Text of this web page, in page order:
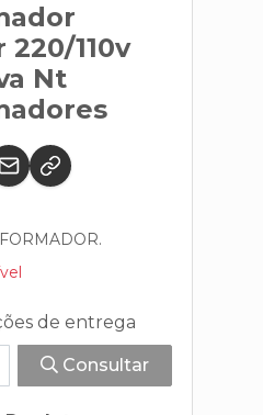
220/110v
Nt
de entrega
Consultar